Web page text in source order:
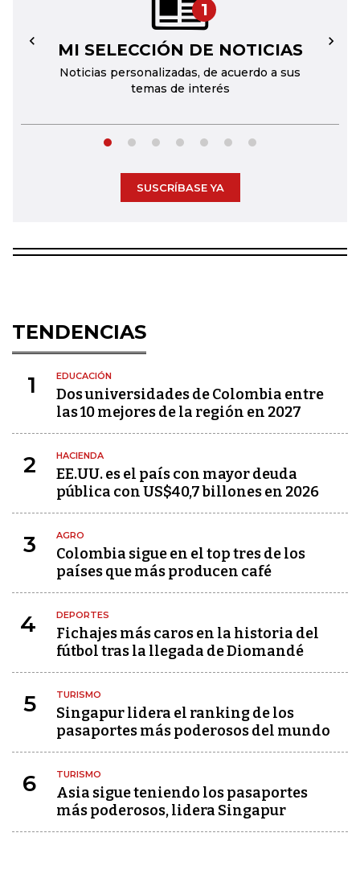
1
MI SELECCIÓN DE NOTICIAS
Noticias personalizadas, de acuerdo a sus
temas de interés
← →
SUSCRÍBASE YA
TENDENCIAS
1 EDUCACIÓN
Dos universidades de Colombia entre
las 10 mejores de la región en 2027
2 HACIENDA
EE.UU. es el país con mayor deuda
pública con US$40,7 billones en 2026
3 AGRO
Colombia sigue en el top tres de los
países que más producen café
4 DEPORTES
Fichajes más caros en la historia del
fútbol tras la llegada de Diomandé
5 TURISMO
Singapur lidera el ranking de los
pasaportes más poderosos del mundo
6 TURISMO
Asia sigue teniendo los pasaportes
más poderosos, lidera Singapur